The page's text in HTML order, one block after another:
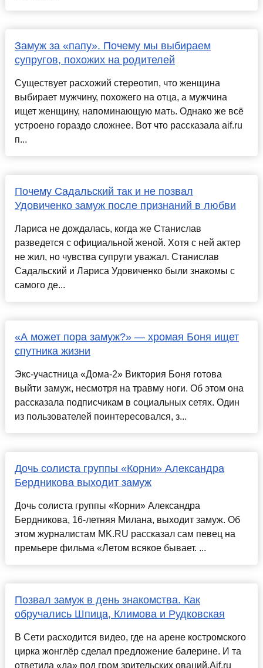
Замуж за «папу». Почему мы выбираем
супругов, похожих на родителей
Существует расхожий стереотип, что женщина
выбирает мужчину, похожего на отца, а мужчина
ищет женщину, напоминающую мать. Однако же всё
устроено гораздо сложнее. Вот что рассказала aif.ru
п...
Почему Садальский так и не позвал
Удовиченко замуж после признаний в любви
Лариса не дождалась, когда же Станислав
разведется с официальной женой. Хотя с ней актер
не жил, но чувства супруги уважал. Станислав
Садальский и Лариса Удовиченко были знакомы с
самого де...
«А может пора замуж?» — хромая Боня ищет
спутника жизни
Экс-участница «Дома-2» Виктория Боня готова
выйти замуж, несмотря на травму ноги. Об этом она
рассказала подписчикам в социальных сетях. Один
из пользователей поинтересовался, з...
Дочь солиста группы «Корни» Александра
Бердникова выходит замуж
Дочь солиста группы «Корни» Александра
Бердникова, 16-летняя Милана, выходит замуж. Об
этом журналистам MK.RU рассказал сам певец на
премьере фильма «Летом всякое бывает. ...
Позвал замуж в день знакомства. Как
обручались Шпица, Климова и Рудковская
В Сети расходится видео, где на арене костромского
цирка жонглёр сделал предложение балерине. И та
ответила «да» под гром зрительских оваций.Aif.ru